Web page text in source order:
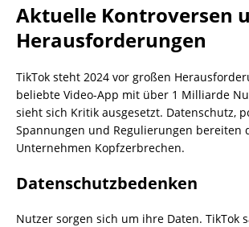
Aktuelle Kontroversen
Herausforderungen
TikTok steht 2024 vor großen
beliebte Video-App mit über 1 Milliarde
sieht sich Kritik ausgesetzt. Datenschutz,
Spannungen und Regulierungen bereiten
Unternehmen Kopfzerbrechen.
Datenschutzbedenken
Nutzer sorgen sich um ihre Daten. TikTok